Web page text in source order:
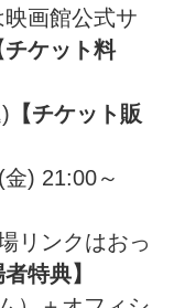
映画館公式サ
チケット料
【チケット販
) 21:00～
リンクはおっ
者特典】